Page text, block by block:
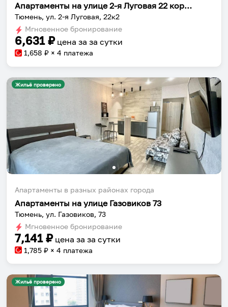
Апартаменты на улице 2-я Луговая 22 корп.2
Тюмень, ул. 2-я Луговая, 22к2
Мгновенное бронирование
6,631₽ цена за за сутки
1,658 ₽ × 4 платежа
Жильё проверено
Апартаменты в разных районах города
Апартаменты на улице Газовиков 73
Тюмень, ул. Газовиков, 73
Мгновенное бронирование
7,141₽ цена за за сутки
1,785 ₽ × 4 платежа
Жильё проверено